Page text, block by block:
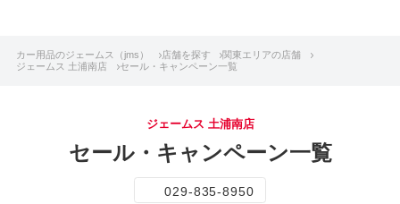
カー用品のジェームス（jms） 店舗を探す
関東エリアの店舗
ジェームス 土浦南店
セール・キャンペーン一覧
ジェームス 土浦南店
セール・キャンペーン一覧
029-835-8950